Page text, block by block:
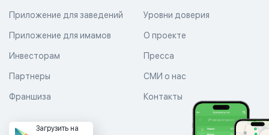
Уровни доверия
Приложение для заведений
Приложение для имамов О проекте
Пресса
СМИ о нас
Контакты
Инвесторам
Партнеры
Франшиза
Загрузить на